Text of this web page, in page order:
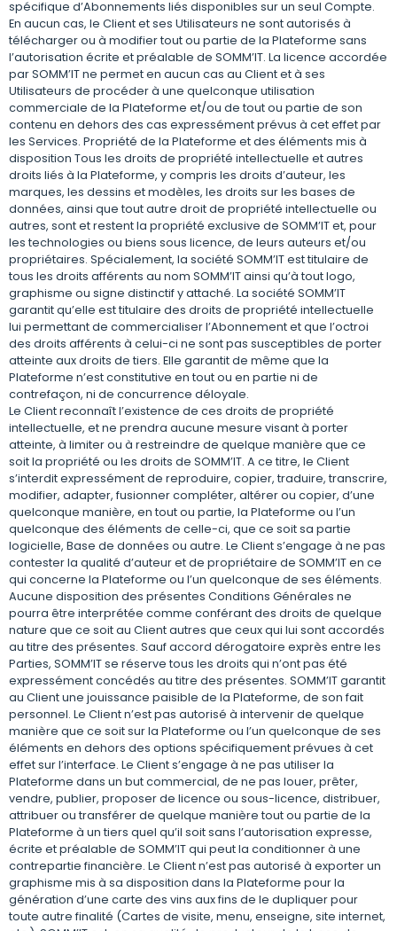
spécifique d’Abonnements liés disponibles sur un seul Compte.
En aucun cas, le Client et ses Utilisateurs ne sont autorisés à
télécharger ou à modifier tout ou partie de la Plateforme sans
l’autorisation écrite et préalable de SOMM’IT. La licence accordée
par SOMM’IT ne permet en aucun cas au Client et à ses
Utilisateurs de procéder à une quelconque utilisation
commerciale de la Plateforme et/ou de tout ou partie de son
contenu en dehors des cas expressément prévus à cet effet par
les Services. Propriété de la Plateforme et des éléments mis à
disposition Tous les droits de propriété intellectuelle et autres
droits liés à la Plateforme, y compris les droits d’auteur, les
marques, les dessins et modèles, les droits sur les bases de
données, ainsi que tout autre droit de propriété intellectuelle ou
autres, sont et restent la propriété exclusive de SOMM’IT et, pour
les technologies ou biens sous licence, de leurs auteurs et/ou
propriétaires. Spécialement, la société SOMM’IT est titulaire de
tous les droits afférents au nom SOMM’IT ainsi qu’à tout logo,
graphisme ou signe distinctif y attaché. La société SOMM’IT
garantit qu’elle est titulaire des droits de propriété intellectuelle
lui permettant de commercialiser l’Abonnement et que l’octroi
des droits afférents à celui-ci ne sont pas susceptibles de porter
atteinte aux droits de tiers. Elle garantit de même que la
Plateforme n’est constitutive en tout ou en partie ni de
contrefaçon, ni de concurrence déloyale.
Le Client reconnaît l’existence de ces droits de propriété
intellectuelle, et ne prendra aucune mesure visant à porter
atteinte, à limiter ou à restreindre de quelque manière que ce
soit la propriété ou les droits de SOMM’IT. A ce titre, le Client
s’interdit expressément de reproduire, copier, traduire, transcrire,
modifier, adapter, fusionner compléter, altérer ou copier, d’une
quelconque manière, en tout ou partie, la Plateforme ou l’un
quelconque des éléments de celle-ci, que ce soit sa partie
logicielle, Base de données ou autre. Le Client s’engage à ne pas
contester la qualité d’auteur et de propriétaire de SOMM’IT en ce
qui concerne la Plateforme ou l’un quelconque de ses éléments.
Aucune disposition des présentes Conditions Générales ne
pourra être interprétée comme conférant des droits de quelque
nature que ce soit au Client autres que ceux qui lui sont accordés
au titre des présentes. Sauf accord dérogatoire exprès entre les
Parties, SOMM’IT se réserve tous les droits qui n’ont pas été
expressément concédés au titre des présentes. SOMM’IT garantit
au Client une jouissance paisible de la Plateforme, de son fait
personnel. Le Client n’est pas autorisé à intervenir de quelque
manière que ce soit sur la Plateforme ou l’un quelconque de ses
éléments en dehors des options spécifiquement prévues à cet
effet sur l’interface. Le Client s’engage à ne pas utiliser la
Plateforme dans un but commercial, de ne pas louer, prêter,
vendre, publier, proposer de licence ou sous-licence, distribuer,
attribuer ou transférer de quelque manière tout ou partie de la
Plateforme à un tiers quel qu’il soit sans l’autorisation expresse,
écrite et préalable de SOMM’IT qui peut la conditionner à une
contrepartie financière. Le Client n’est pas autorisé à exporter un
graphisme mis à sa disposition dans la Plateforme pour la
génération d’une carte des vins aux fins de le dupliquer pour
toute autre finalité (Cartes de visite, menu, enseigne, site internet,